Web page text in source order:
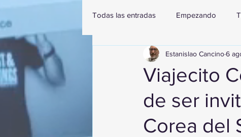
Todas las entradas Empezando
Viajecito
de ser
Corea del
Estanislao Cancino6